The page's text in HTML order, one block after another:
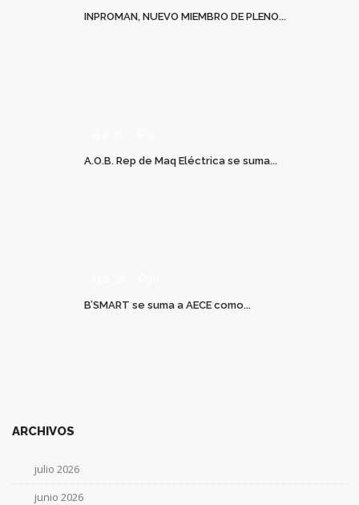
INPROMAN, NUEVO MIEMBRO DE PLENO...
A.O.B. Rep de Maq Eléctrica se suma...
B’SMART se suma a AECE como...
ARCHIVOS
julio 2026
junio 2026